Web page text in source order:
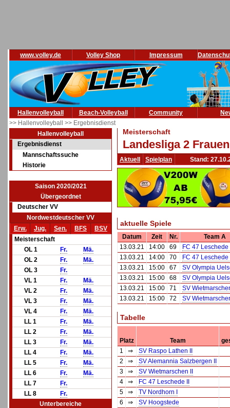
www.volley.de Volley Shop Impressum
Hallenvolleyball Beach-Volleyball Community
>> Hallenvolleyball >> Ergebnisdienst
Hallenvolleyball
Ergebnisdienst
Mannschaftssuche
Historie
Saison 2020/2021
Übergeordnet
Deutscher VV
Nordwestdeutscher VV
Erw.
Jug. Sen. BFS
BSV
Meisterschaft
OL 1
Fr.
Mä.
OL 2
Fr.
Mä.
OL 3
Fr.
VL 1
Fr.
Mä.
VL 2
Fr.
Mä.
VL 3
Fr.
Mä.
VL 4
Fr.
Mä.
LL 1
Fr.
Mä.
LL 2
Fr.
Mä.
LL 3
Fr.
Mä.
LL 4
Fr.
Mä.
LL 5
Fr.
Mä.
LL 6
Fr.
Mä.
LL 7
Fr.
LL 8
Fr.
Unterbereiche
Meisterschaft
Landesliga 2
Aktuell Spielplan Stand:
aktuelle Spiele
Datum Zeit Nr.
Team A
13.03.21
14:00 69
FC 47 Leschede
13.03.21
14:00 70
FC 47 Leschede
13.03.21
15:00 67
SV Olympia
13.03.21
15:00 68
SV Olympia
13.03.21
15:00 71
SV
13.03.21
15:00 72 SV
Tabelle
Platz Team
1
⇒
SV Raspo Lathen II
2
⇒
SV Alemannia Salzbergen II
3
⇒
SV Wietmarschen II
4
⇒
FC 47 Leschede II
5
⇒
TV Nordhorn I
6
⇒
SV Hoogstede